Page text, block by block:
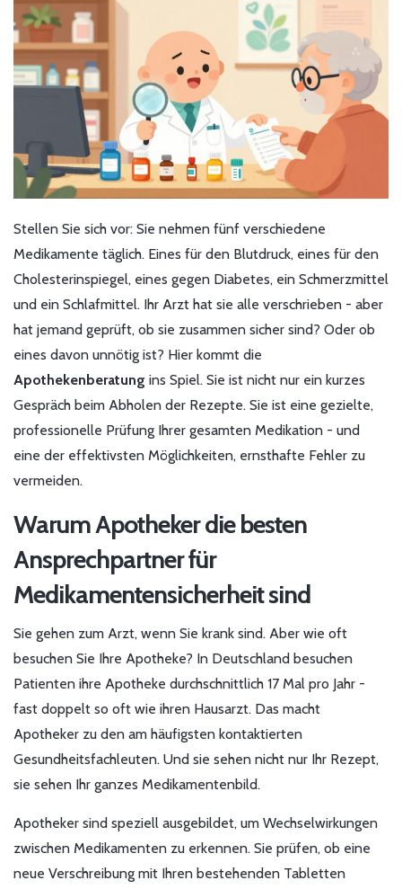
Stellen Sie sich vor: Sie nehmen fünf verschiedene
Medikamente täglich. Eines für den Blutdruck, eines für den
Cholesterinspiegel, eines gegen Diabetes, ein Schmerzmittel
und ein Schlafmittel. Ihr Arzt hat sie alle verschrieben - aber
hat jemand geprüft, ob sie zusammen sicher sind? Oder ob
eines davon unnötig ist? Hier kommt die
Apothekenberatung ins Spiel. Sie ist nicht nur ein kurzes
Gespräch beim Abholen der Rezepte. Sie ist eine gezielte,
professionelle Prüfung Ihrer gesamten Medikation - und
eine der effektivsten Möglichkeiten, ernsthafte Fehler zu
vermeiden.
Warum Apotheker die besten
Ansprechpartner für
Medikamentensicherheit sind
Sie gehen zum Arzt, wenn Sie krank sind. Aber wie oft
besuchen Sie Ihre Apotheke? In Deutschland besuchen
Patienten ihre Apotheke durchschnittlich 17 Mal pro Jahr -
fast doppelt so oft wie ihren Hausarzt. Das macht
Apotheker zu den am häufigsten kontaktierten
Gesundheitsfachleuten. Und sie sehen nicht nur Ihr Rezept,
sie sehen Ihr ganzes Medikamentenbild.
Apotheker sind speziell ausgebildet, um Wechselwirkungen
zwischen Medikamenten zu erkennen. Sie prüfen, ob eine
neue Verschreibung mit Ihren bestehenden Tabletten